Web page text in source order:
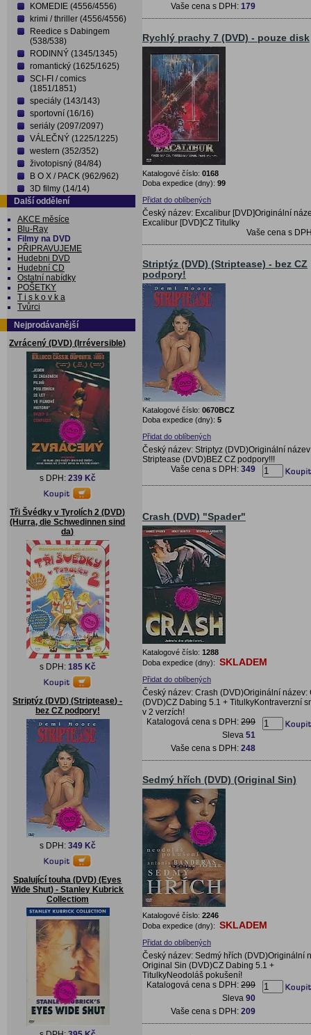
KOMEDIE (4556/4556)
krimi / thriller (4556/4556)
Reedice s Dabingem
(538/538)
RODINNÝ (1345/1345)
romantický (1625/1625)
SCI-FI / comics
(1851/1851)
speciály (143/143)
sportovní (16/16)
seriály (2097/2097)
VÁLEČNÝ (1225/1225)
western (352/352)
životopisný (84/84)
B O X / PACK (962/962)
3D filmy (14/14)
Další oddělení
AKCE měsíce
Blu-Ray
Filmy na DVD
PŘIPRAVUJEME
Hudebni DVD
Hudební CD
Ostatní nabídky
POŠETKY
T i s k o v k a
Tvůrci
Nejprodávanější
Zvrácený (DVD) (Irréversible)
s DPH: 239 Kč
Tři Švédky v Tyrolích 2 (DVD)
(Hurra, die Schwedinnen sind
da)
s DPH: 185 Kč
Striptýz (DVD) (Striptease) -
bez CZ podpory!
s DPH: 349 Kč
Spalující touha (DVD) (Eyes
Wide Shut) - Stanley Kubrick
Collectiom
Vaše cena s DPH: 179
Rychlý prachy 7 (DVD) - pouze disk
Katalogové číslo: 0168
Doba expedice (dny): 99
Přidat do oblíbených
Český název: Excalibur [DVD]Originální
Excalibur [DVD]CZ Titulky
Vaše cena s
Striptýz (DVD) (Striptease) - bez CZ
podpory!
Katalogové číslo: 0670BCZ
Doba expedice (dny): 5
Přidat do oblíbených
Český název: Striptyz (DVD)Originální
Striptease (DVD)BEZ CZ podpory!!!
Vaše cena s DPH: 349
Crash (DVD) "Spader"
Katalogové číslo: 1288
Doba expedice (dny): SKLADEM
Přidat do oblíbených
Český název: Crash (DVD)Originální název:
(DVD)CZ Dabing 5.1 + TitulkyKontraverzní
v 2 verzích!
Katalogová cena s DPH: 299
Sleva 51
Vaše cena s DPH: 248
Sedmý hřích (DVD) (Original Sin)
Katalogové číslo: 2246
Doba expedice (dny): SKLADEM
Přidat do oblíbených
Český název: Sedmý hřích (DVD)Originální
Original Sin (DVD)CZ Dabing 5.1 +
TitulkyNeodoláš pokušení!
Katalogová cena s DPH: 299
Sleva 90
Vaše cena s DPH: 209